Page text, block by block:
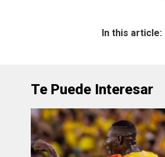
In this article:
Te Puede Interesar